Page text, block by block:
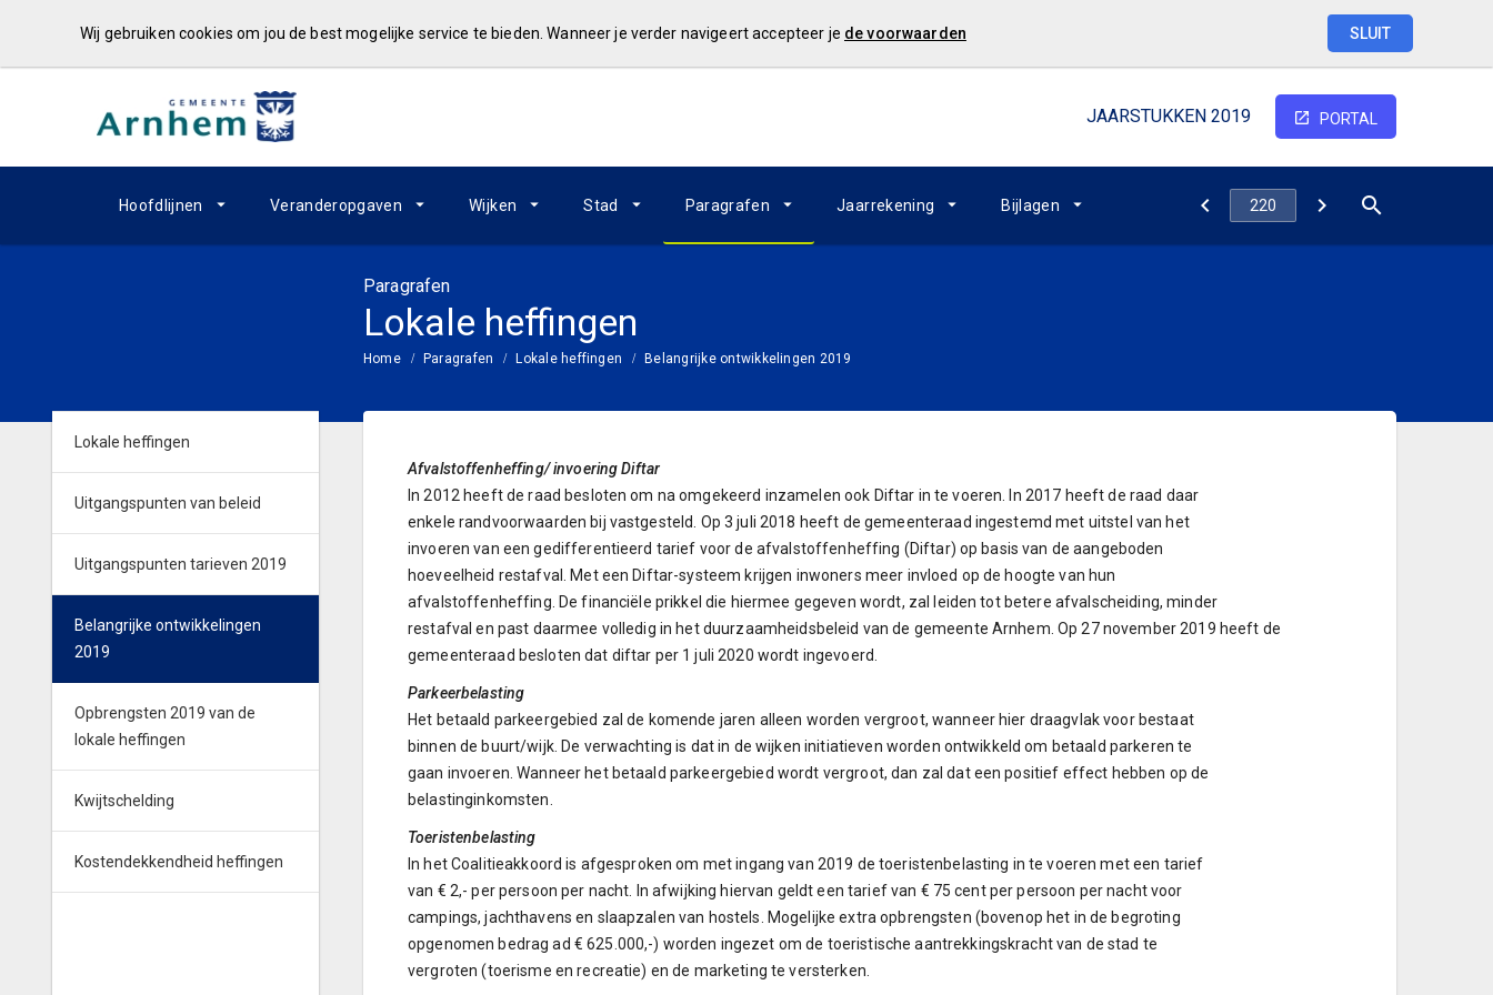
JAARSTUKKEN 2019 PORTAL
Hoofdlijnen Veranderopgaven Wijken Stad Paragrafen Jaarrekening Bijlagen
Paragrafen
Lokale heffingen
Home Paragrafen Lokale heffingen Belangrijke ontwikkelingen 2019
Afvalstoffenheffing/ invoering Diftar
In 2012 heeft de raad besloten om na omgekeerd inzamelen ook Diftar in te voeren. In 2017 heeft de raad daar
enkele randvoorwaarden bij vastgesteld. Op 3 juli 2018 heeft de gemeenteraad ingestemd met uitstel van het
invoeren van een gedifferentieerd tarief voor de afvalstoffenheffing (Diftar) op basis van de aangeboden
hoeveelheid restafval. Met een Diftar-systeem krijgen inwoners meer invloed op de hoogte van hun
afvalstoffenheffing. De financiële prikkel die hiermee gegeven wordt, zal leiden tot betere afvalscheiding, minder
restafval en past daarmee volledig in het duurzaamheidsbeleid van de gemeente Arnhem. Op 27 november 2019 heeft de
gemeenteraad besloten dat diftar per 1 juli 2020 wordt ingevoerd.
Parkeerbelasting
Het betaald parkeergebied zal de komende jaren alleen worden vergroot, wanneer hier draagvlak voor bestaat
binnen de buurt/wijk. De verwachting is dat in de wijken initiatieven worden ontwikkeld om betaald parkeren te
gaan invoeren. Wanneer het betaald parkeergebied wordt vergroot, dan zal dat een positief effect hebben op de
belastinginkomsten.
Toeristenbelasting
In het Coalitieakkoord is afgesproken om met ingang van 2019 de toeristenbelasting in te voeren met een tarief
van € 2,- per persoon per nacht. In afwijking hiervan geldt een tarief van € 75 cent per persoon per nacht voor
campings, jachthavens en slaapzalen van hostels. Mogelijke extra opbrengsten (bovenop het in de begroting
opgenomen bedrag ad € 625.000,-) worden ingezet om de toeristische aantrekkingskracht van de stad te
vergroten (toerisme en recreatie) en de marketing te versterken.
Lokale heffingen
Uitgangspunten van beleid
Uitgangspunten tarieven 2019
Belangrijke ontwikkelingen
2019
Opbrengsten 2019 van de
lokale heffingen
Kwijtschelding
Kostendekkendheid heffingen
Wij gebruiken cookies om jou de best mogelijke service te bieden. Wanneer je verder navigeert accepteer je de voorwaarden SLUIT